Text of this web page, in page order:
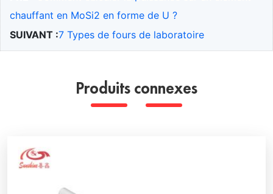
chauffant en MoSi2 en forme de U ?
SUIVANT :7 Types de fours de laboratoire
Produits connexes